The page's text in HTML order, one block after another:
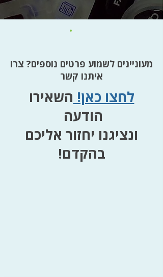
מעוניינים לשמוע פרטים נוספים? צרו
איתנו קשר
לחצו כאן! השאירו
הודעה
ונציגנו יחזור אליכם
בהקדם!